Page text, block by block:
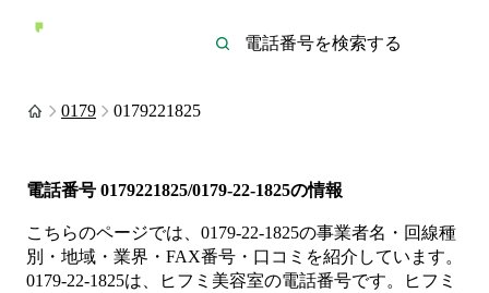
0179 0179221825
電話番号 0179221825/0179-22-1825の情報
こちらのページでは、 0179-22-1825の事業者名・回線種
別・地域・業界・FAX番号・口コミを紹介しています。
0179-22-1825は、 ヒフミ美容室の電話番号です。
ヒフミ